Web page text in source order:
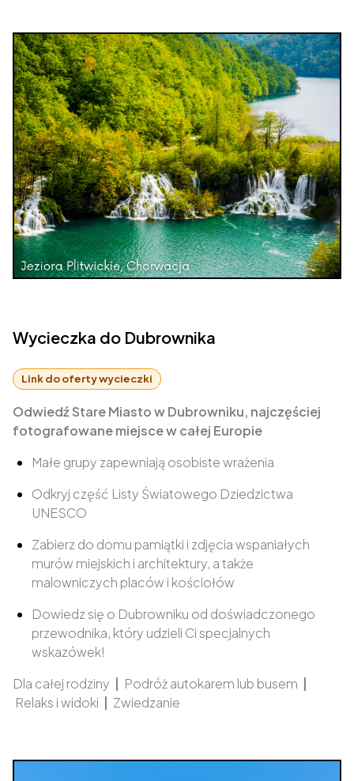
Wycieczka do Dubrownika
Link do oferty wycieczki
Odwiedź Stare Miasto w Dubrowniku, najczęściej
fotografowane miejsce w całej Europie
Małe grupy zapewniają osobiste wrażenia
Odkryj część Listy Światowego Dziedzictwa
UNESCO
Zabierz do domu pamiątki i zdjęcia wspaniałych
murów miejskich i architektury, a także
malowniczych placów i kościołów
Dowiedz się o Dubrowniku od doświadczonego
przewodnika, który udzieli Ci specjalnych
wskazówek!
Dla całej rodziny
Podróż autokarem lub busem
Relaks i widoki
Zwiedzanie